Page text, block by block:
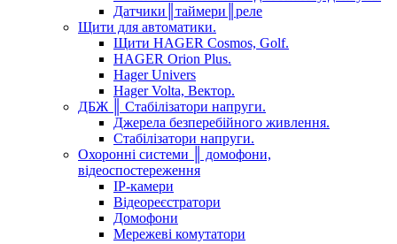
Датчики║таймери║реле
Щити для автоматики.
Щити HAGER Cosmos, Golf.
HAGER Orion Plus.
Hager Univers
Hager Volta, Вектор.
ДБЖ ║ Стабілізатори напруги.
Джерела безперебійного живлення.
Стабілізатори напруги.
Охоронні системи ║ домофони,
відеоспостереження
IP-камери
Відеореєстратори
Домофони
Мережеві комутатори